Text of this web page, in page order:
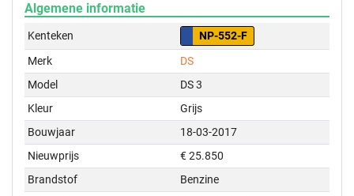
Algemene informatie
Kenteken
NP-552-F
Merk
DS
Model
DS 3
Kleur
Grijs
Bouwjaar
18-03-2017
Nieuwprijs
€ 25.850
Brandstof
Benzine